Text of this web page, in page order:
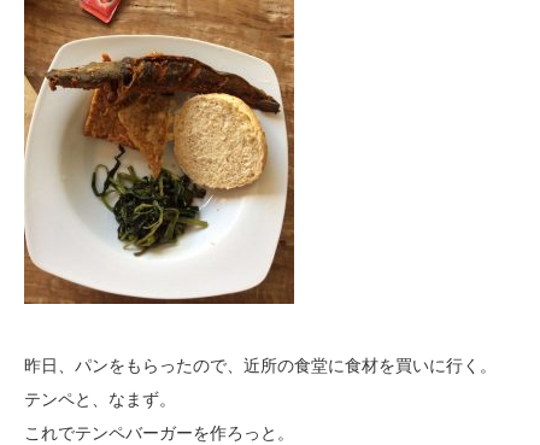
昨日、パンをもらったので、近所の食堂に食材を買いに行く。
テンペと、なまず。
これでテンペバーガーを作ろっと。